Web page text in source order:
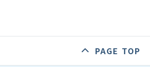
PAGE TOP